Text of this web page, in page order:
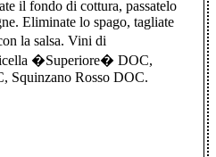
il fondo di cottura, passatelo
Eliminate lo spago, tagliate
la salsa. Vini di
�Superiore� DOC,
Squinzano Rosso DOC.